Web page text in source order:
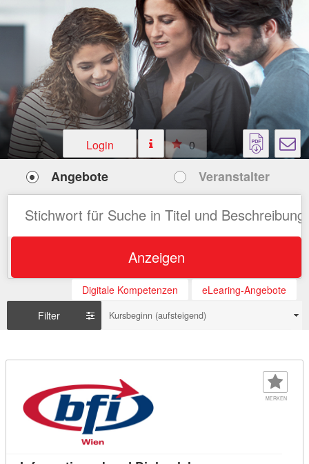
Login 0
Angebote Veranstalter
Anzeigen
Digitale Kompetenzen
eLearing-Angebote
Filter
Kursbeginn (aufsteigend)
MERKEN